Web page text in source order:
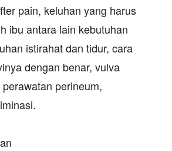
pain, keluhan yang harus
ibu antara lain kebutuhan
istirahat dan tidur, cara
dengan benar, vulva
perineum,